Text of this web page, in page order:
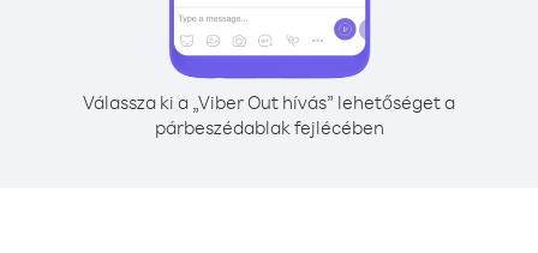
Válassza ki a „Viber Out hívás” lehetőséget a
párbeszédablak fejlécében